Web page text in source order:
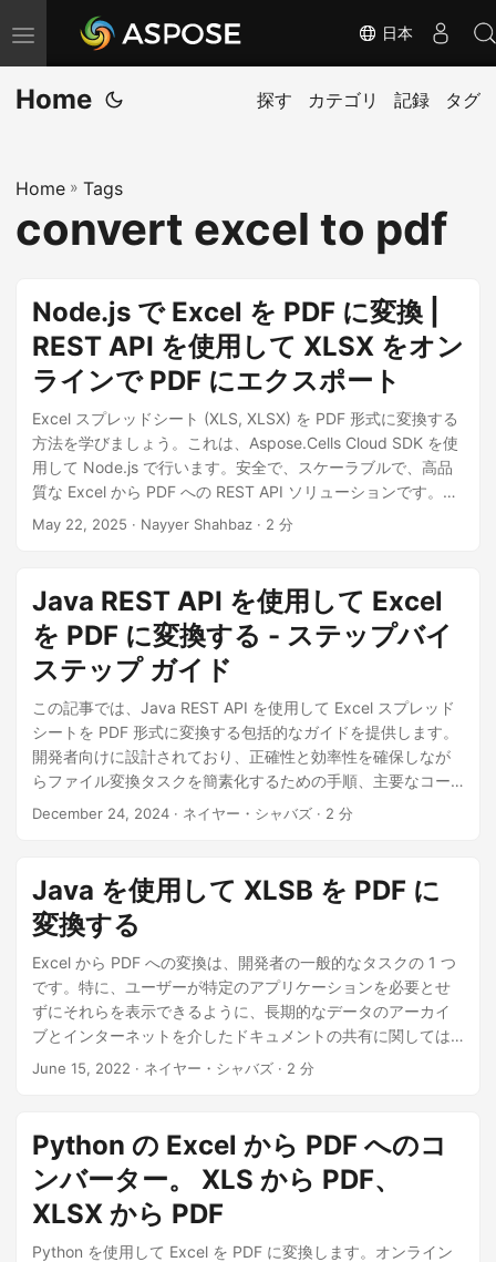
ナ
ビ
ゲ
ョ
ン
り
替
え
日本
Home 探す カテゴリ 記録 タグ
Home » Tags
convert excel to pdf
Node.js で Excel を PDF に変換 |
REST API を使用して XLSX をオン
ラインで PDF にエクスポート
Excel スプレッドシート (XLS, XLSX) を PDF 形式に変換する
方法を学びましょう。これは、Aspose.Cells Cloud SDK を使
用して Node.js で行います。安全で、スケーラブルで、高品
質な Excel から PDF への REST API ソリューションです。
REST API を使用した簡単でシンプルな Excel XLSX から PDF
May 22, 2025 · Nayyer Shahbaz · 2 分
Java REST API を使用して Excel
を PDF に変換する - ステップバイ
ステップ ガイド
この記事では、Java REST API を使用して Excel スプレッド
シートを PDF 形式に変換する包括的なガイドを提供します。
開発者向けに設計されており、正確性と効率性を確保しなが
らファイル変換タスクを簡素化するための手順、主要なコー
ド スニペット、ベスト プラクティスについて説明します。
December 24, 2024 · ネイヤー・シャバズ · 2 分
Java を使用して XLSB を PDF に
変換する
Excel から PDF への変換は、開発者の一般的なタスクの 1 つ
です。特に、ユーザーが特定のアプリケーションを必要とせ
ずにそれらを表示できるように、長期的なデータのアーカイ
ブとインターネットを介したドキュメントの共有に関しては.
Aspose.Cells Cloud はクラウドベースの API であり、開発者
ドシートを変換する必要がある場合でも、一度に複数のスプ
レッドシートを変換する必要がある場合でも、Aspose.Cells
Cloud SDK for Java は、Excel から PDF へのすべての変換要
件に対して信頼性が高く効率的なソリューションを提供しま
June 15, 2022 · ネイヤー・シャバズ · 2 分
Python の Excel から PDF へのコ
ンバーター。 XLS から PDF、
XLSX から PDF
Python を使用して Excel を PDF に変換します。オンライン